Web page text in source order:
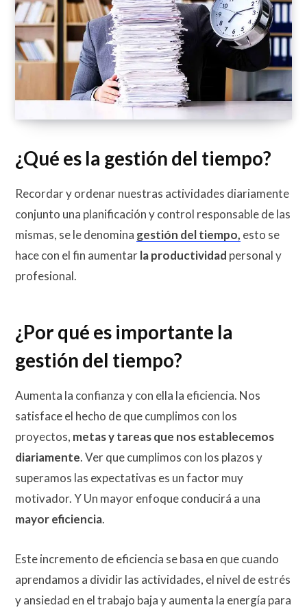
¿Qué es la gestión del tiempo?
Recordar y ordenar nuestras actividades diariamente
conjunto una planificación y control responsable de las
mismas, se le denomina gestión del tiempo, esto se
hace con el fin aumentarla productividad personal y
profesional.
¿Por qué es importante la
gestión del tiempo?
Aumenta la confianza y con ella la eficiencia. Nos
satisface el hecho de que cumplimos con los
proyectos, metas y tareas que nos establecemos
diariamente. Ver que cumplimos con los plazos y
superamos las expectativas es un factor muy
motivador. Y Un mayor enfoque conducirá a una
mayor eficiencia.
Este incremento de eficiencia se basa en que cuando
aprendamos a dividir las actividades, el nivel de estrés
y ansiedad en el trabajo baja y aumenta la energía para